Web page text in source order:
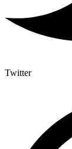
Twitter